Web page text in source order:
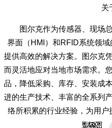
关
图尔克作为传感器、现场总
界面（HMI）和RFID系统领
提供高效的解决方案。图尔克
而灵活地应对当地市场需求。
品，降低采购、库存、安装成
进的生产技术、丰富的全系列
络所积累的行业经验，为用